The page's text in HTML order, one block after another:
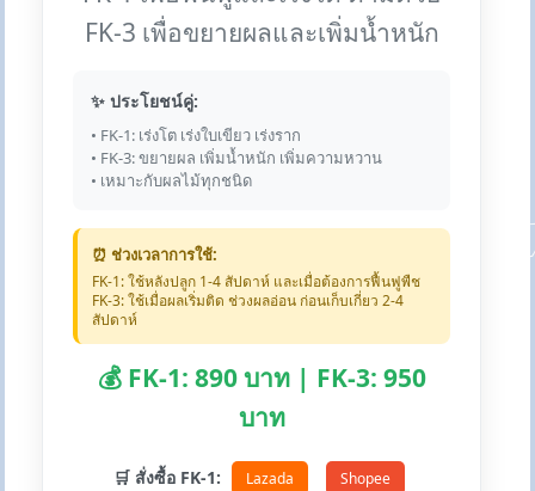
FK-3 เพื่อขยายผลและเพิ่มน้ำหนัก
✨ ประโยชน์คู่:
• FK-1: เร่งโต เร่งใบเขียว เร่งราก
• FK-3: ขยายผล เพิ่มน้ำหนัก เพิ่มความหวาน
• เหมาะกับผลไม้ทุกชนิด
⏰ ช่วงเวลาการใช้:
FK-1: ใช้หลังปลูก 1-4 สัปดาห์ และเมื่อต้องการฟื้นฟูพืช
FK-3: ใช้เมื่อผลเริ่มติด ช่วงผลอ่อน ก่อนเก็บเกี่ยว 2-4
สัปดาห์
💰 FK-1: 890 บาท | FK-3: 950
บาท
🛒 สั่งซื้อ FK-1: Lazada Shopee